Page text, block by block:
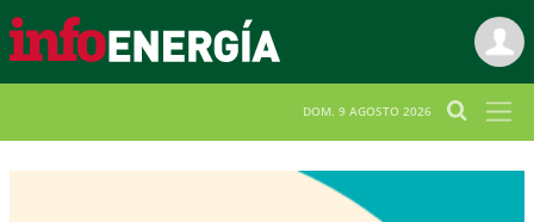
DOM. 9 AGOSTO 2026